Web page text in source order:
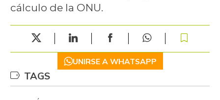
cálculo de la ONU.
UNIRSE A WHATSAPP
TAGS